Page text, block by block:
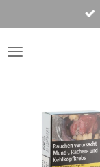
Hauptinhalt
springen